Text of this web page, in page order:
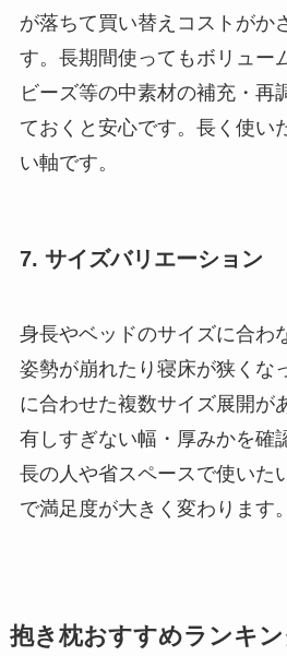
が落ちて買い替えコストがか
す。長期間使ってもボリュー
ビーズ等の中素材の補充・再
ておくと安心です。長く使い
い軸です。
7. サイズバリエーション
身長やベッドのサイズに合わ
姿勢が崩れたり寝床が狭くな
に合わせた複数サイズ展開が
有しすぎない幅・厚みかを確
長の人や省スペースで使いた
で満足度が大きく変わります。
抱き枕おすすめランキ